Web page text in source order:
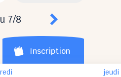
7/8
Inscription
jeudi